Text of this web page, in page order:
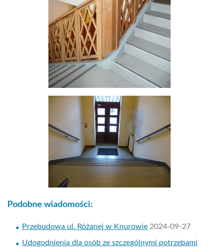
Podobne wiadomości:
Przebudowa ul. Różanej w Knurowie 2024-09-27
Udogodnienia dla osób ze szczególnymi potrzebami